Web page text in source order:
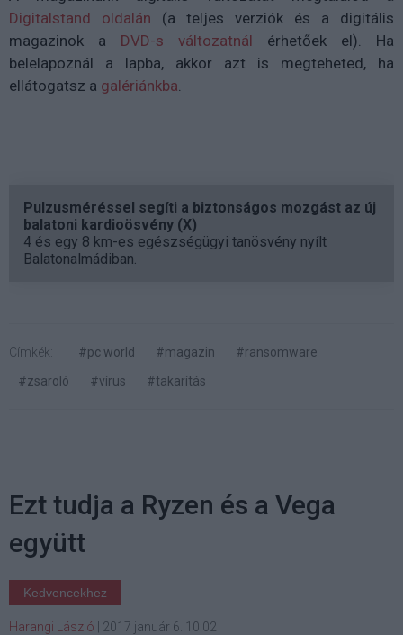
Digitalstand oldalán (a teljes verziók és a digitális
magazinok a DVD-s változatnál érhetőek el). Ha
belelapoznál a lapba, akkor azt is megteheted, ha
ellátogatsz a galériánkba
Pulzusméréssel segíti a biztonságos mozgást az új
balatoni kardioösvény (X)
4 és egy 8 km-es egészségügyi tanösvény nyílt
Balatonalmádiban.
Címkék: #pc world #magazin
#ransomware
#zsaroló
#vírus #takarítás
Ezt tudja a Ryzen és a Vega
együtt
Kedvencekhez
Harangi László 2017 január 6. 10:02